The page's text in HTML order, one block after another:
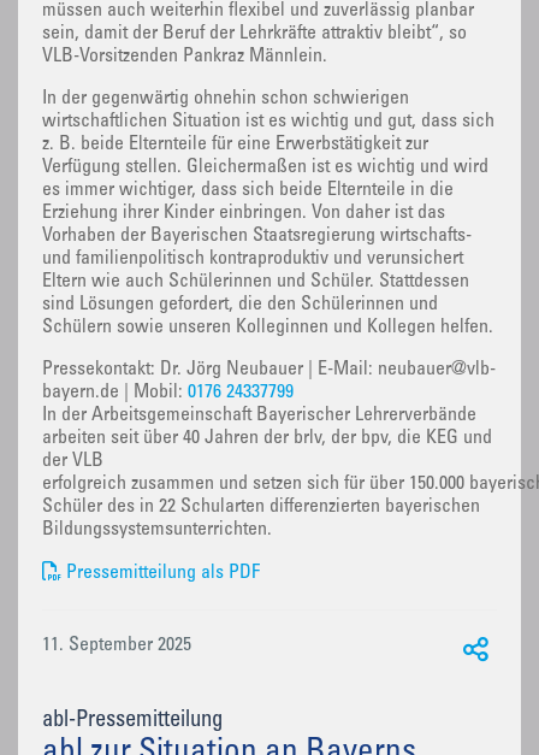
müssen auch weiterhin flexibel und zuverlässig planbar
sein, damit der Beruf der Lehrkräfte attraktiv bleibt“, so
VLB-Vorsitzenden Pankraz Männlein.
In der gegenwärtig ohnehin schon schwierigen
wirtschaftlichen Situation ist es wichtig und gut, dass sich
z. B. beide Elternteile für eine Erwerbstätigkeit zur
Verfügung stellen. Gleichermaßen ist es wichtig und wird
es immer wichtiger, dass sich beide Elternteile in die
Erziehung ihrer Kinder einbringen. Von daher ist das
Vorhaben der Bayerischen Staatsregierung wirtschafts-
und familienpolitisch kontraproduktiv und verunsichert
Eltern wie auch Schülerinnen und Schüler. Stattdessen
sind Lösungen gefordert, die den Schülerinnen und
Schülern sowie unseren Kolleginnen und Kollegen helfen.
Pressekontakt: Dr. Jörg Neubauer | E-Mail: neubauer@vlb-
bayern.de | Mobil: 0176 24337799
In der Arbeitsgemeinschaft Bayerischer Lehrerverbände
arbeiten seit über 40 Jahren der brlv, der bpv, die KEG und
der VLB
erfolgreich zusammen und setzen sich für über 150.000
Schüler des in 22 Schularten differenzierten bayerischen
Bildungssystemsunterrichten.
Pressemitteilung als PDF
11. September 2025
abl-Pressemitteilung